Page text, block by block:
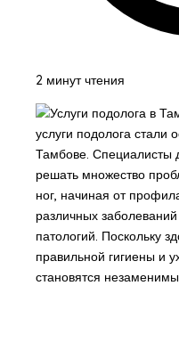
2 минут чтения
услуги подолога стали
Тамбове. Специалисты
решать множество
ног, начиная от
различных
патологий. Поскольку
правильной гигиены и
становятся